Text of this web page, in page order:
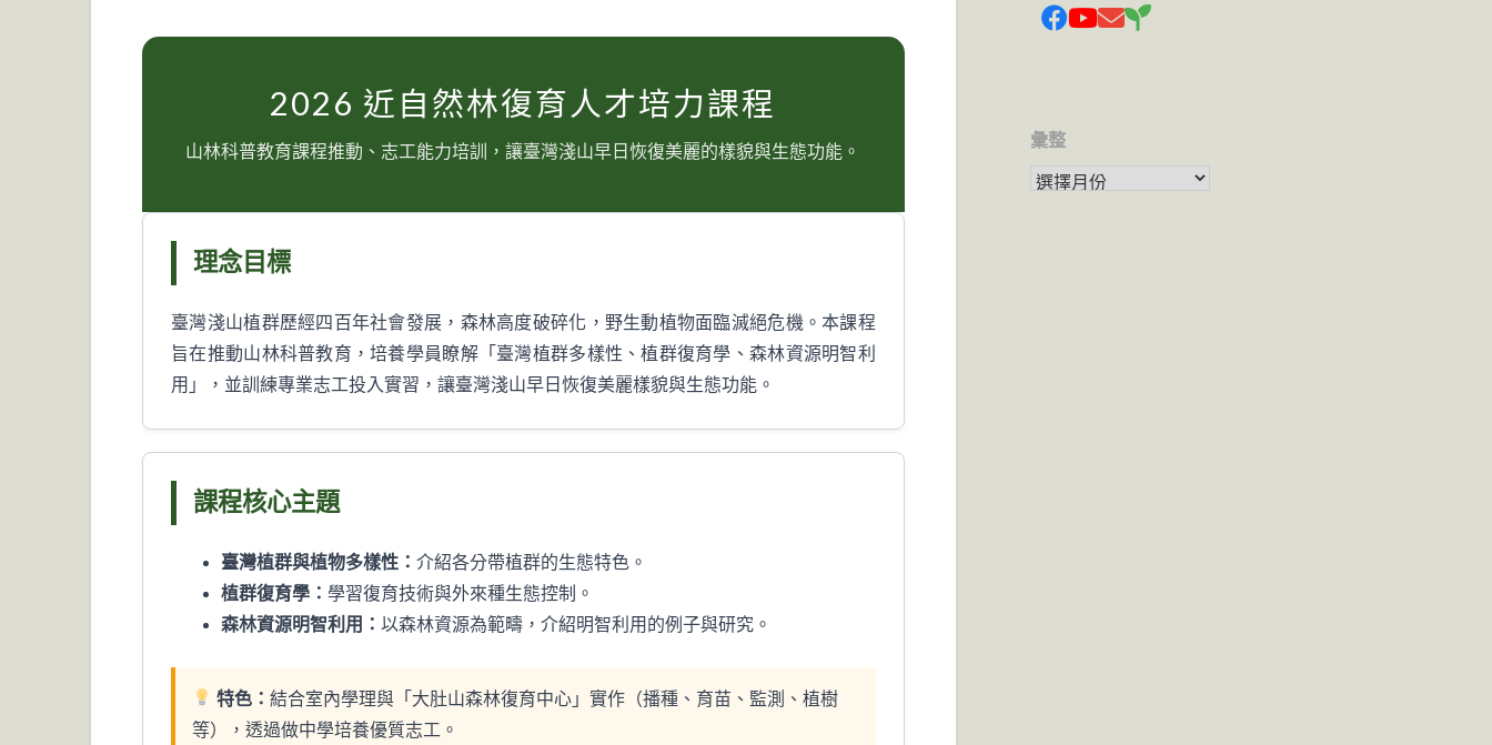
2026 近自然林復育人才培力課程
山林科普教育課程推動、志工能力培訓，讓臺灣淺山早日恢復美麗的樣貌與生態功能。
理念目標
臺灣淺山植群歷經四百年社會發展，森林高度破碎化，野生動植物面臨滅絕危機。本課程
旨在推動山林科普教育，培養學員瞭解「臺灣植群多樣性、植群復育學、森林資源明智利
用」，並訓練專業志工投入實習，讓臺灣淺山早日恢復美麗樣貌與生態功能。
課程核心主題
臺灣植群與植物多樣性：介紹各分帶植群的生態特色。
植群復育學：學習復育技術與外來種生態控制。
森林資源明智利用：以森林資源為範疇，介紹明智利用的例子與研究。
特色：結合室內學理與「大肚山森林復育中心」實作（播種、育苗、監測、植樹
等），透過做中學培養優質志工。
彙整
彙整